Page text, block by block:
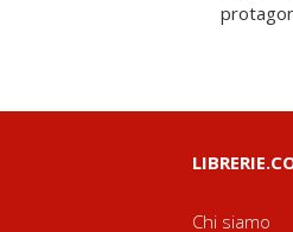
Chi siamo